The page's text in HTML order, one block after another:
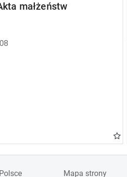
małżeństw
Mapa strony